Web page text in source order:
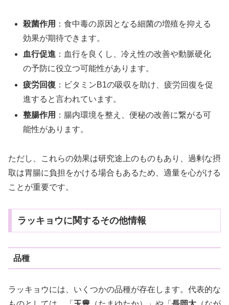
殺菌作用 ：食中毒の原因となる細菌の増殖を抑える
効果が期待できます。
血行促進 ：血行を良くし、冷え性の改善や動脈硬化
の予防に役立つ可能性があります。
疲労回復 ：ビタミンB1の吸収を助け、疲労回復を促
進すると言われています。
整腸作用 ：腸内環境を整え、便秘の改善に繋がる可
能性があります。
ただし、これらの効果は研究途上のものもあり、過剰な摂
取は胃腸に負担をかける場合もあるため、適量を心がける
ことが重要です。
ラッキョウに関するその他情報
品種
ラッキョウには、いくつかの品種が存在します。代表的な